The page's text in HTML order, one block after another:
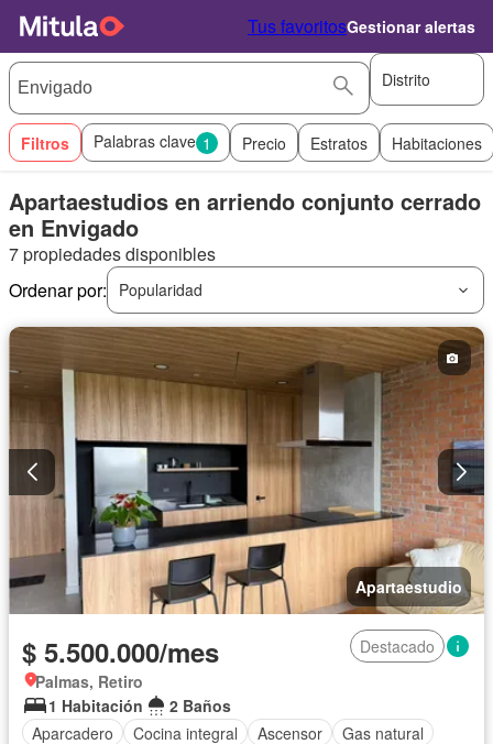
Tus favoritosGestionar alertas
Distrito
Filtros Palabras clave 1 Precio Estratos Habitaciones
Apartaestudios en arriendo conjunto cerrado
en Envigado
7 propiedades disponibles
Ordenar por:
Popularidad
Apartaestudio
$ 5.500.000/mes
Destacado
Palmas, Retiro
1 Habitación
2 Baños
Aparcadero
Cocina integral Ascensor
Gas natural